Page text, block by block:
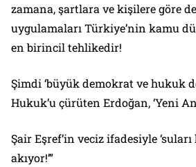
zamana, şartlara ve kişilere göre
uygulamaları Türkiye’nin kamu
en birincil tehlikedir!
Şimdi ‘büyük demokrat ve hukuk
Hukuk’u çürüten Erdoğan, ‘Yeni
Şair Eşref’in veciz ifadesiyle
akıyor!’”